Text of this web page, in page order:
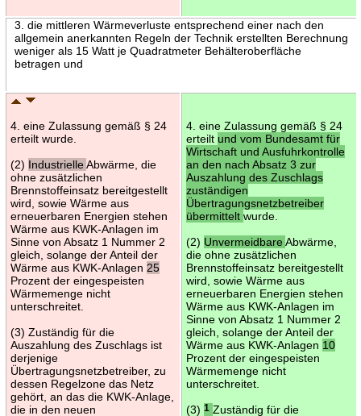
3. die mittleren Wärmeverluste entsprechend einer nach den
allgemein anerkannten Regeln der Technik erstellten Berechnung
weniger als 15 Watt je Quadratmeter Behälteroberfläche
betragen und
4. eine Zulassung gemäß § 24
erteilt wurde.
(2) IndustrielleAbwärme, die
ohne zusätzlichen
Brennstoffeinsatz bereitgestellt
wird, sowie Wärme aus
erneuerbaren Energien stehen
Wärme aus KWK-Anlagen im
Sinne von Absatz 1 Nummer 2
gleich, solange der Anteil der
Wärme aus KWK-Anlagen 25
Prozent der eingespeisten
Wärmemenge nicht
unterschreitet.
(3) Zuständig für die
Auszahlung des Zuschlags ist
derjenige
Übertragungsnetzbetreiber, zu
dessen Regelzone das Netz
gehört, an das die KWK-Anlage,
die in den neuen
4. eine Zulassung gemäß § 24
erteilt und vom Bundesamt für
Wirtschaft und Ausfuhrkontrolle
an den nach Absatz 3 zur
Auszahlung des Zuschlags
zuständigen
Übertragungsnetzbetreiber
übermittelt wurde.
(2) UnvermeidbareAbwärme,
die ohne zusätzlichen
Brennstoffeinsatz bereitgestellt
wird, sowie Wärme aus
erneuerbaren Energien stehen
Wärme aus KWK-Anlagen im
Sinne von Absatz 1 Nummer 2
gleich, solange der Anteil der
Wärme aus KWK-Anlagen 10
Prozent der eingespeisten
Wärmemenge nicht
unterschreitet.
(3) 1 Zuständig für die